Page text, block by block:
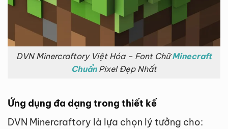
DVN Minercraftory Việt Hóa – Font ChữMinecraft
Chuẩn Pixel Đẹp Nhất
Ứng dụng đa dạng trong thiết kế
DVN Minercraftory là lựa chọn lý tưởng cho: